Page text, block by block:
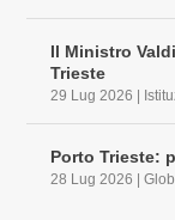
Il Ministro
Trieste
29 Lug 2026 |
Porto Trieste:
28 Lug 2026 |